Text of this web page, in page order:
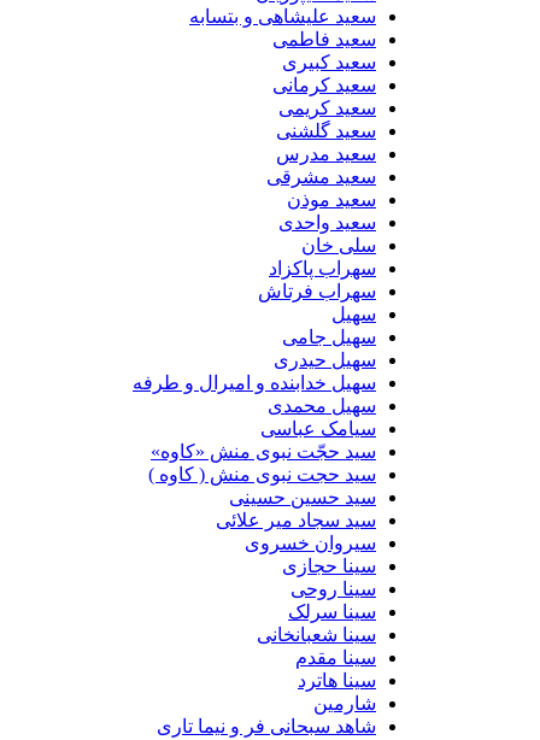
سعید علیشاهی و بتسابه
سعید فاطمی
سعید کبیری
سعید کرمانی
سعید کریمی
سعید گلشنی
سعید مدرس
سعید مشرقی
سعید موذن
سعید واحدی
سلی خان
سهراب پاکزاد
سهراب فرتاش
سهیل
سهیل جامی
سهیل حیدری
سهیل خدابنده و امیرال و طرفه
سهیل محمدی
سیامک عباسی
سید حجّت نبوی منش «کاوه»
سید حجت نبوی منش ( کاوه )
سید حسین حسینى
سید سجاد میر علائی
سیروان خسروی
سینا حجازی
سینا روحی
سینا سرلک
سینا شعبانخانی
سینا مقدم
سینا هاترد
شارمین
شاهد سبحانی فر و نیما تاری